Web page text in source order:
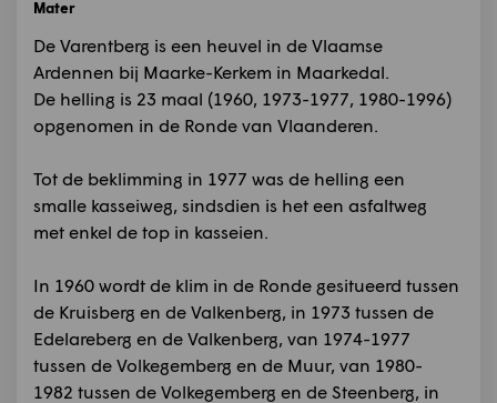
Mater
De Varentberg is een heuvel in de Vlaamse
Ardennen bij Maarke-Kerkem in Maarkedal.
De helling is 23 maal (1960, 1973-1977, 1980-1996)
opgenomen in de Ronde van Vlaanderen.
Tot de beklimming in 1977 was de helling een
smalle kasseiweg, sindsdien is het een asfaltweg
met enkel de top in kasseien.
In 1960 wordt de klim in de Ronde gesitueerd tussen
de Kruisberg en de Valkenberg, in 1973 tussen de
Edelareberg en de Valkenberg, van 1974-1977
tussen de Volkegemberg en de Muur, van 1980-
1982 tussen de Volkegemberg en de Steenberg, in